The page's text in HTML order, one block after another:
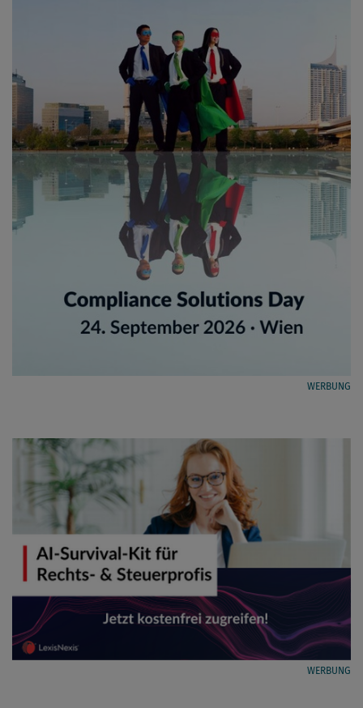
WERBUNG
WERBUNG